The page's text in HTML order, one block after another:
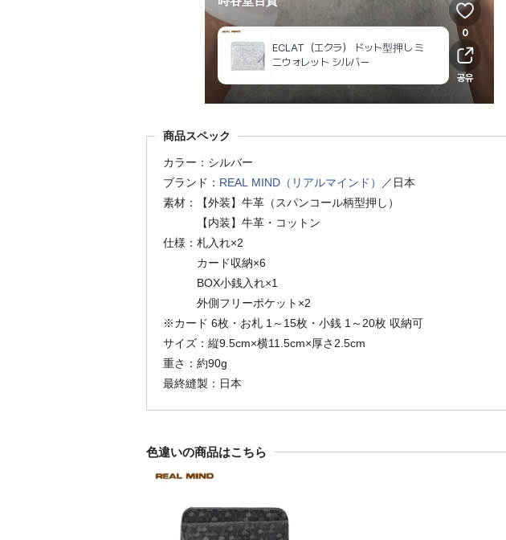
商品スペック
カラー：シルバー
ブランド： REAL MIND（リアルマインド）
／日本
素材：【外装】牛革（スパンコール柄型押し）
【内装】牛革・コットン
仕様：札入れ×2
カード収納×6
BOX小銭入れ×1
外側フリーポケット×2
※カード 6枚・お札 1～15枚・小銭 1～20枚 収納可
サイズ：縦9.5cm×横11.5cm×厚さ2.5cm
重さ：約90g
最終縫製：日本
色違いの商品はこちら